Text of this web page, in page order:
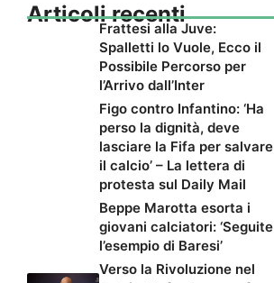
Articoli recenti
Frattesi alla Juve:
Spalletti lo Vuole, Ecco il
Possibile Percorso per
l’Arrivo dall’Inter
Figo contro Infantino: ‘Ha
perso la dignità, deve
lasciare la Fifa per salvare
il calcio’ – La lettera di
protesta sul Daily Mail
Beppe Marotta esorta i
giovani calciatori: ‘Seguite
l’esempio di Baresi’
Verso la Rivoluzione nel